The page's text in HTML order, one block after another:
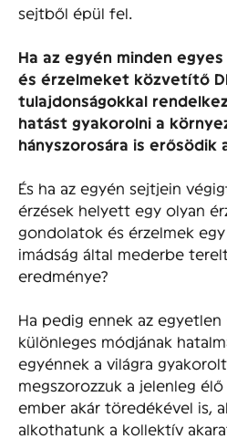
sejtből épül fel.
Ha az egyén minden
és érzelmeket közvetítő
tulajdonságokkal
hatást gyakorolni a
hányszorosára is erősödik
És ha az egyén sejtjein
érzések helyett egy olyan
gondolatok és érzelmek
imádság által mederbe
eredménye?
Ha pedig ennek az egyetlen
különleges módjának
egyénnek a világra
megszorozzuk a jelenleg
ember akár töredékével is,
alkothatunk a kollektív